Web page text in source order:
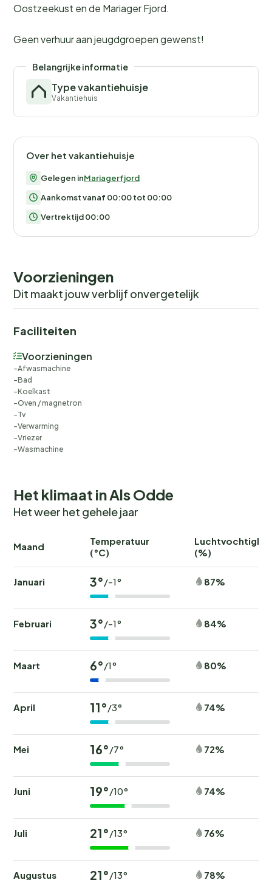
Oostzeekust en de Mariager Fjord.
Geen verhuur aan jeugdgroepen gewenst!
Belangrijke informatie
Type vakantiehuisje
Vakantiehuis
Over het vakantiehuisje
Gelegen inMariagerfjord
Aankomst vanaf 00:00 tot 00:00
Vertrektijd 00:00
Voorzieningen
Dit maakt jouw verblijf onvergetelijk
Faciliteiten
Voorzieningen
Afwasmachine
Bad
Koelkast
Oven / magnetron
Tv
Verwarming
Vriezer
Wasmachine
Het klimaat in Als Odde
Het weer het gehele jaar
Maand
Temperatuur
(°C)
(%)
Januari 3°/-1° 87%
Februari 3°/-1° 84%
Maart 6°/1° 80%
April 11°/3° 74%
Mei 16°/7° 72%
Juni 19°/10° 74%
Juli 21°/13° 76%
Augustus 21°/13° 78%